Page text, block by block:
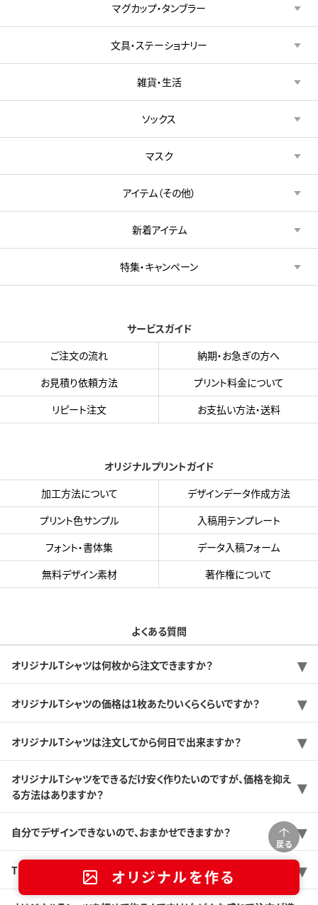
戻る
オリジナルを作る
マグカップ・タンブラー
文具・ステーショナリー
雑貨・生活
ソックス
マスク
アイテム（その他）
新着アイテム
特集・キャンペーン
サービスガイド
ご注文の流れ
納期・お急ぎの方へ
お見積り依頼方法
プリント料金について
リピート注文
お支払い方法・送料
オリジナルプリントガイド
加工方法について
デザインデータ作成方法
プリント色サンプル
入稿用テンプレート
フォント・書体集
データ入稿フォーム
無料デザイン素材
著作権について
よくある質問
オリジナルTシャツは何枚から注文できますか？
オリジナルTシャツの価格は1枚あたりいくらくらいですか？
オリジナルTシャツは注文してから何日で出来ますか？
オリジナルTシャツをできるだけ安く作りたいのですが、価格を抑え
る方法はありますか？
自分でデザインできないので、おまかせできますか？
Tシャツのサンプルを送ってもらうことは可能ですか？